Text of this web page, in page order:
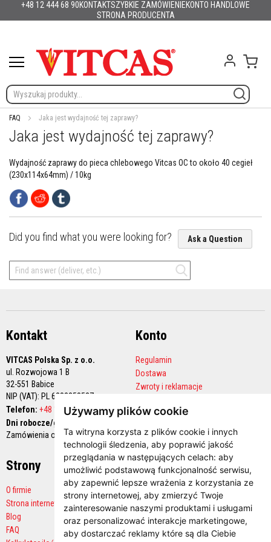
Używamy plików cookie
Ta witryna korzysta z plików cookie i innych
technologii śledzenia, aby poprawić jakość
przeglądania w następujących celach: aby
umożliwić podstawową funkcjonalność serwisu,
aby zapewnić lepsze wrażenia z korzystania ze
strony internetowej, aby zmierzyć Twoje
zainteresowanie naszymi produktami i usługami
oraz personalizować interakcje marketingowe,
aby dostarczać reklamy które są dla Ciebie
+48 12 444 68 90KONTAKTSZYBKIE ZAMÓWIENIEKONTO HANDLOWE
STRONA PRODUCENTA
Portugal
Nederland
Sverige
Danmark
NorgeSuomiLietuva
LatvijaEesti
Ελλάδα
Slovenija
Hrvatska
Mój
t
e
i
a
ł
y
g
i
o
d
o
r
n
M
y
i
/
i
t
y
o
g
n
t
a
e
ł
a
FAQ Jaka jest wydajność tej zaprawy?
Jaka jest wydajność tej zaprawy?
Wydajność zaprawy do pieca chlebowego Vitcas OC to około 40 cegieł
(230x114x64mm) / 10kg
Did you find what you were looking for? Ask a Question
Kontakt
VITCAS Polska Sp. z o.o.
ul. Rozwojowa 1 B
32-551 Babice
NIP (VAT): PL 6282258527
Telefon: +48 12 444 68 90
Dni robocze/godziny pracy:
Zamówienia online 24/7
Konto
Regulamin
Dostawa
Zwroty i reklamacje
Konto handlowe
Strony
O firmie
Strona internetowa producenta
Blog
FAQ
Płatności